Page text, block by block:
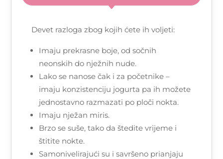
Devet razloga zbog kojih ćete ih voljeti:
Imaju prekrasne boje, od sočnih
neonskih do nježnih nude.
Lako se nanose čak i za početnike –
imaju konzistenciju jogurta pa ih možete
jednostavno razmazati po ploči nokta.
Imaju nježan miris.
Brzo se suše, tako da štedite vrijeme i
štitite nokte.
Samonivelirajući su i savršeno prianjaju